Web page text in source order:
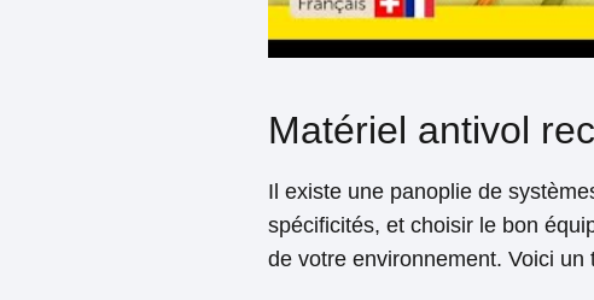
Matériel antivol
Il existe une panoplie de
spécificités, et choisir le bon
de votre environnement. Voici un